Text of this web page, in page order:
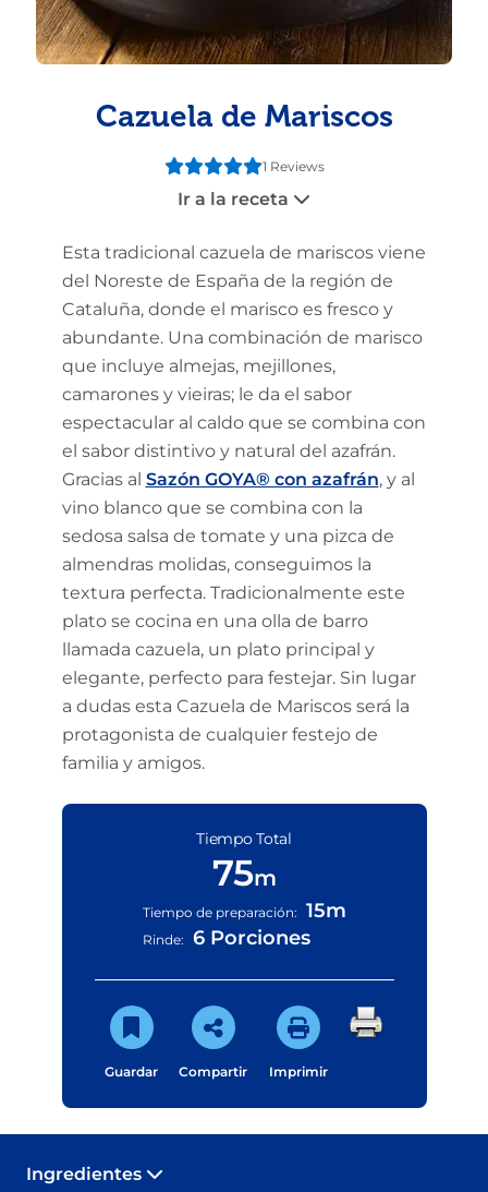
Cazuela de Mariscos
1 Reviews
Ir a la receta
Esta tradicional cazuela de mariscos viene
del Noreste de España de la región de
Cataluña, donde el marisco es fresco y
abundante. Una combinación de marisco
que incluye almejas, mejillones,
camarones y vieiras; le da el sabor
espectacular al caldo que se combina con
el sabor distintivo y natural del azafrán.
Gracias al Sazón GOYA® con azafrán, y al
vino blanco que se combina con la
sedosa salsa de tomate y una pizca de
almendras molidas, conseguimos la
textura perfecta. Tradicionalmente este
plato se cocina en una olla de barro
llamada cazuela, un plato principal y
elegante, perfecto para festejar. Sin lugar
a dudas esta Cazuela de Mariscos será la
protagonista de cualquier festejo de
familia y amigos.
Tiempo Total
75m
Tiempo de preparación: 15m
Rinde: 6 Porciones
Guardar Compartir Imprimir
Ingredientes